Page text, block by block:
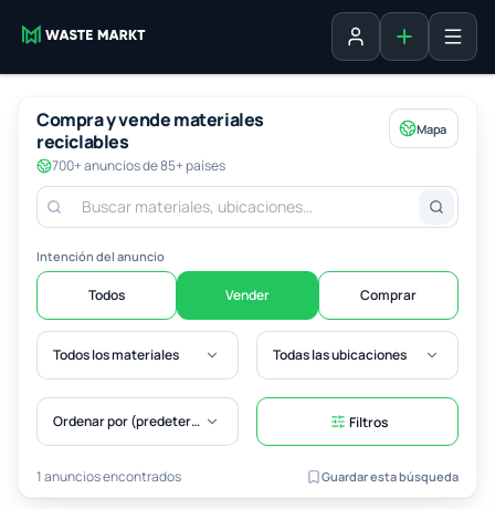
Iniciar sesión
Agregar
Compra y vende materiales
reciclables
700+ anuncios de 85+ países
Mapa
Intención del anuncio
Todos Vender Comprar
Todos los materiales Todas las ubicaciones
Ordenar por (predeterminado) Filtros
1 anuncios encontrados Guardar esta búsqueda